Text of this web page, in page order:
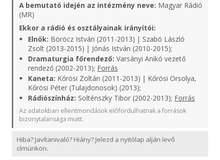
A bemutató idején az intézmény neve: Magyar Rádió
(MR)
Ekkor a rádió és osztályainak irányítói:
Elnök: Böröcz István (2011-2013) | Szabó László
Zsolt (2013-2015) | Jónás István (2010-2015);
Dramaturgia főrendező: Varsányi Anikó vezető
rendező (2002-2013); Forrás
Kaneta: Kőrösi Zoltán (2011-2013) | Kőrösi Orsolya,
Kőrösi Péter (Tulajdonosok) (2013);
Rádiószínház: Solténszky Tibor (2002-2013); Forrás
Az adatokban ellentmondások előfordulhatnak a források
bizonytalansága miatt.
Hiba? Javítanivaló? Hiány? Jelezd a nyitólap alján levő
címünkön.